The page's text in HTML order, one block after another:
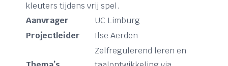
kleuters tijdens vrij spel.
Aanvrager
UC Limburg
Projectleider
Ilse Aerden
Zelfregulerend leren en